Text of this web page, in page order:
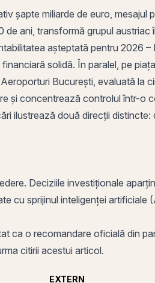
șapte miliarde de euro, mesajul
ani, transformă grupul austriac
așteptată pentru 2026 –
solidă. În paralel, pe
București, evaluată la
și concentrează controlul într-o
ilustrează două direcții
Deciziile investiționale
cu sprijinul inteligenței artificiale
ca o recomandare oficială din
citirii acestui articol.
EXTERN